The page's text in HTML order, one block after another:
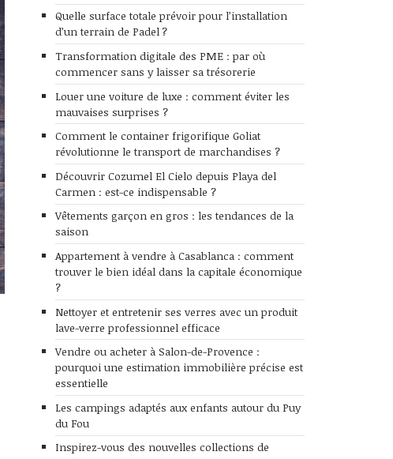
Quelle surface totale prévoir pour l’installation
d’un terrain de Padel ?
Transformation digitale des PME : par où
commencer sans y laisser sa trésorerie
Louer une voiture de luxe : comment éviter les
mauvaises surprises ?
Comment le container frigorifique Goliat
révolutionne le transport de marchandises ?
Découvrir Cozumel El Cielo depuis Playa del
Carmen : est-ce indispensable ?
Vêtements garçon en gros : les tendances de la
saison
Appartement à vendre à Casablanca : comment
trouver le bien idéal dans la capitale économique
?
Nettoyer et entretenir ses verres avec un produit
lave-verre professionnel efficace
Vendre ou acheter à Salon-de-Provence :
pourquoi une estimation immobilière précise est
essentielle
Les campings adaptés aux enfants autour du Puy
du Fou
Inspirez-vous des nouvelles collections de